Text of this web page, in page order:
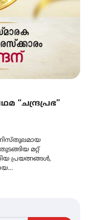
“ചന്ദ്രപ്രഭ”
മറ്റ്
പ്രയത്നങ്ങൾ,